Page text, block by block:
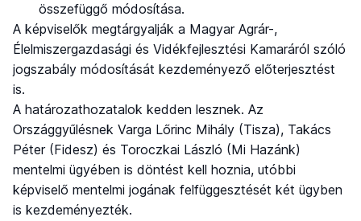
összefüggő módosítása.
A képviselők megtárgyalják a Magyar Agrár-,
Élelmiszergazdasági és Vidékfejlesztési Kamaráról szóló
jogszabály módosítását kezdeményező előterjesztést
is.
A határozathozatalok kedden lesznek. Az
Országgyűlésnek Varga Lőrinc Mihály (Tisza), Takács
Péter (Fidesz) és Toroczkai László (Mi Hazánk)
mentelmi ügyében is döntést kell hoznia, utóbbi
képviselő mentelmi jogának felfüggesztését két ügyben
is kezdeményezték.